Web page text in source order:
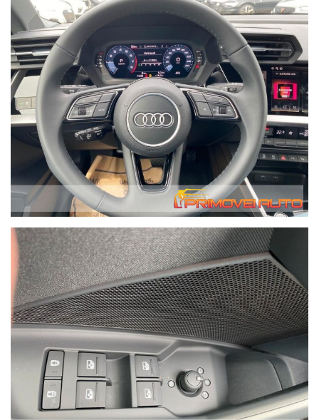
Possibilità di consegna anche a domicilio con mezzo
attrezzato - il costo di questo servizio varia in base a i
chilometri di percorrenza. Contattateci per avere queste
informazioni, grazie. We speak English.
In caso di acquisto forniamo gratuitamente alla nostra
clientela che lo richieda, il servizio di recupero dalla Stazione
Ferroviaria Centrale di Modena fino alla nostra sede.
Migliaia di clienti hanno acquistato da noi da tutta Italia.
Abbiamo parecchi depositi quindi non tutte le auto sono in
salone.
I tempi di preconsegna per le auto non in sede sono
solitamente 7 giorni.
Centinaia di migliaia di auto non ci stanno tutte in salone
come pensano purtroppo alcuni clienti.
Bracciolo Airbag frontali, laterali e altri airbag Avviso di
deviazione dalla corsia Connessione Bluetooth Sensore
pioggia Climatizzatore automatico bizona Servosterzo
Illuminazione d'ambiente Schermo tattile Centralizzata Luci di
posizione a LED Portapacchi GPS Cerchi in lega vivavoce Fari
anteriori a LED Porta USB Radio DAB Controllo adattivo della
velocità Specchietto retrovisore esterno elettrico Sedili
riscaldati Sistema di chiamata di emergenza Sistema di avviso
di distanza Sistema di limitazione della velocità
Sintonizzatore/Radio Chiusura centralizzata senza chiave
Alzacristalli elettrici Volante in pelle Volante multifunzione
Pacchetto invernale Sensori di parcheggio